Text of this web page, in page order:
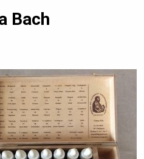
Bach